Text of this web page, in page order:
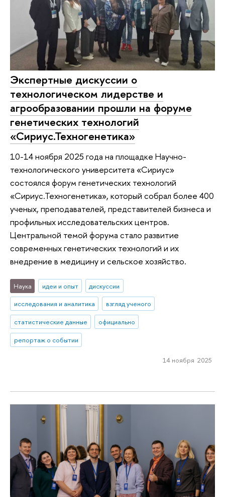
Экспертные дискуссии о
технологическом лидерстве и
агрообразовании прошли на форуме
генетических технологий
«Сириус.Техногенетика»
10-14 ноября 2025 года на площадке Научно-
технологического университета «Сириус»
состоялся форум генетических технологий
«Сириус.Техногенетика», который собрал более 400
ученых, преподавателей, представителей бизнеса и
профильных исследовательских центров.
Центральной темой форума стало развитие
современных генетических технологий и их
внедрение в медицину и сельское хозяйство.
Наука идеи и опыт
дискуссии
исследования и аналитика
взгляд ученого
статистические данные
официально
репортаж о событии
14 ноября 2025